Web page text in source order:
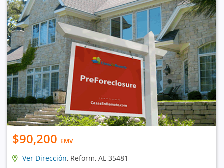
$90,200 EMV
Ver Dirección, Reform, AL 35481